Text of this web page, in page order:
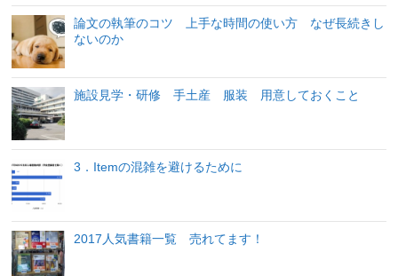
論文の執筆のコツ 上手な時間の使い方 なぜ長続きし
ないのか
施設見学・研修 手土産 服装 用意しておくこと
3．Itemの混雑を避けるために
2017人気書籍一覧 売れてます！